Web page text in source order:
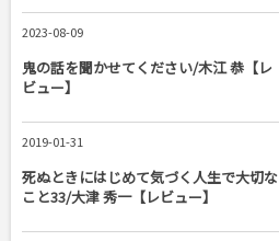
2023-08-09
鬼の話を聞かせてください/木江 恭【レ
ビュー】
2019-01-31
死ぬときにはじめて気づく人生で大切な
こと33/大津 秀一【レビュー】